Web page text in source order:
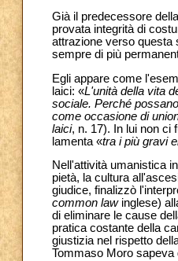
Già il predecessore
provata integrità di
attrazione verso questa
sempre di più
Egli appare come
laici: «L'unità della vita
sociale. Perché
come occasione di
laici, n. 17). In lui non ci
lamenta «tra i più gravi
Nell'attività umanistica
pietà, la cultura
giudice, finalizzò
common lawinglese)
di eliminare le cause
pratica costante della
giustizia nel rispetto
Tommaso Moro